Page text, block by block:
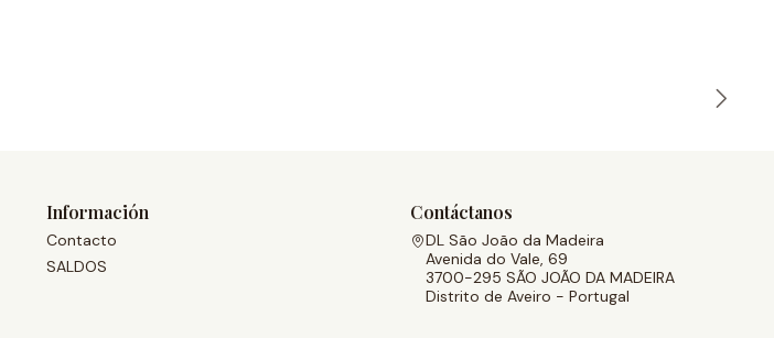
Información
Contacto
SALDOS
Contáctanos
DL São João da Madeira
Avenida do Vale, 69
3700-295 SÃO JOÃO DA MADEIRA
Distrito de Aveiro - Portugal